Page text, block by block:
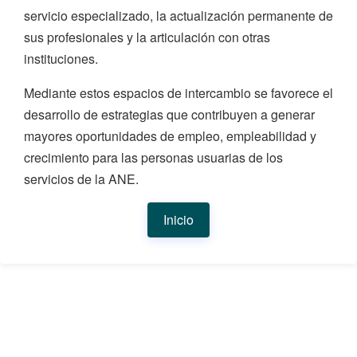
servicio especializado, la actualización permanente de
sus profesionales y la articulación con otras
instituciones.
Mediante estos espacios de intercambio se favorece el
desarrollo de estrategias que contribuyen a generar
mayores oportunidades de empleo, empleabilidad y
crecimiento para las personas usuarias de los
servicios de la ANE.
Inicio